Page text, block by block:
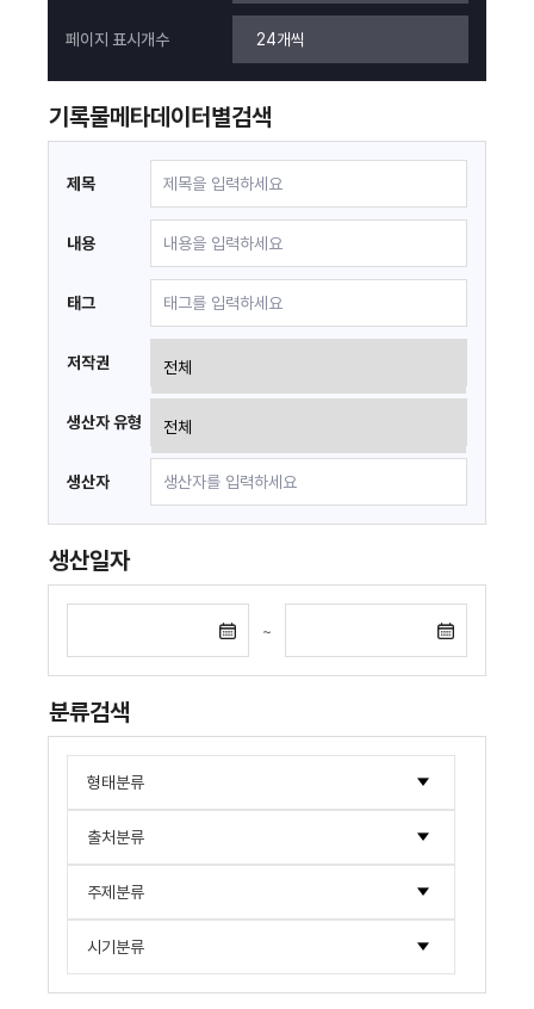
페이지 표시개수
기록물메타데이터별검색
제목
내용
태그
저작권
생산자 유형
생산자
생산일자
~
분류검색
형태분류
도서/간행물류
문서류
시청각류
출처분류
한국국제문화교류진흥원
한국국제문화교류진흥원
기타
주제분류
한류NOW
시기분류
2000년대